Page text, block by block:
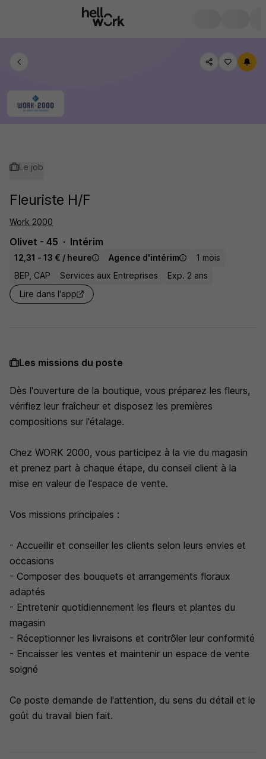
Le job
Fleuriste H/F
Work 2000
Olivet - 45 Intérim
12,31 - 13 € / heure Agence d'intérim
1 mois
BEP, CAP
Services aux Entreprises
Exp. 2 ans
Lire dans l'app
Les missions du poste
Dès l'ouverture de la boutique, vous préparez les fleurs,
vérifiez leur fraîcheur et disposez les premières
compositions sur l'étalage.
Chez WORK 2000, vous participez à la vie du magasin
et prenez part à chaque étape, du conseil client à la
mise en valeur de l'espace de vente.
Vos missions principales :
- Accueillir et conseiller les clients selon leurs envies et
occasions
- Composer des bouquets et arrangements floraux
adaptés
- Entretenir quotidiennement les fleurs et plantes du
magasin
- Réceptionner les livraisons et contrôler leur conformité
- Encaisser les ventes et maintenir un espace de vente
soigné
Ce poste demande de l'attention, du sens du détail et le
goût du travail bien fait.